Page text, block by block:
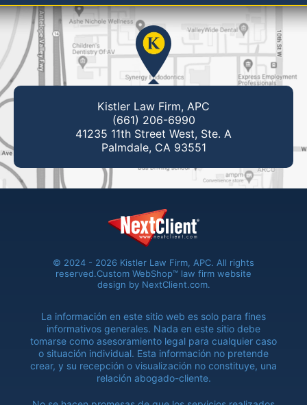
Kistler Law Firm, APC
(661) 206-6990
41235 11th Street West, Ste. A
Palmdale, CA 93551
© 2024 - 2026 Kistler Law Firm, APC. All rights
reserved.Custom WebShop™ law firm website
design by NextClient.com.
La información en este sitio web es solo para fines
informativos generales. Nada en este sitio debe
tomarse como asesoramiento legal para cualquier caso
o situación individual. Esta información no pretende
crear, y su recepción o visualización no constituye, una
relación abogado-cliente.